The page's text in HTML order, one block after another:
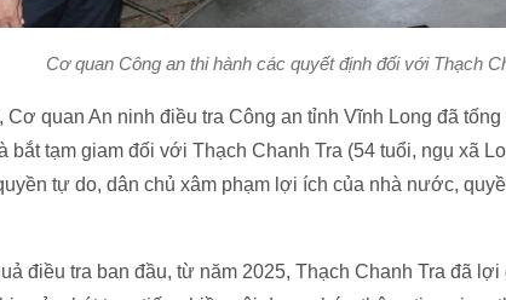
Cơ quan Công an thi hành các quyết định đối với Thạch
Cơ quan An ninh điều tra Công an tỉnh Vĩnh Long đã
bắt tạm giam đối với Thạch Chanh Tra (54 tuổi, ngụ xã
tự do, dân chủ xâm phạm lợi ích của nhà nước,
điều tra ban đầu, từ năm 2025, Thạch Chanh Tra đã